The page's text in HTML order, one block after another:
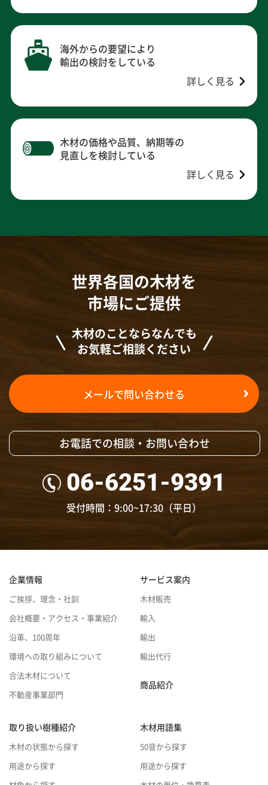
海外からの要望により
輸出の検討をしている
詳しく見る
木材の価格や品質、納期等の
見直しを検討している
詳しく見る
世界各国の木材を
市場にご提供
木材のことならなんでも
お気軽ご相談ください
お電話での相談・お問い合わせ
06-6251-9391
受付時間：9:00~17:30（平日）
メールで問い合わせる
企業情報
ご挨拶、理念・社訓
会社概要・アクセス・事業紹介
沿革、100周年
環境への取り組みについて
合法木材について
不動産事業部門
サービス案内
木材販売
輸入
輸出
輸出代行
商品紹介
取り扱い樹種紹介
木材の状態から探す
用途から探す
木材用語集
50音から探す
用途から探す